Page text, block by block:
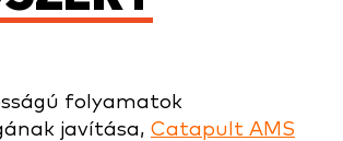
folyamatok
javítása, Catapult AMS